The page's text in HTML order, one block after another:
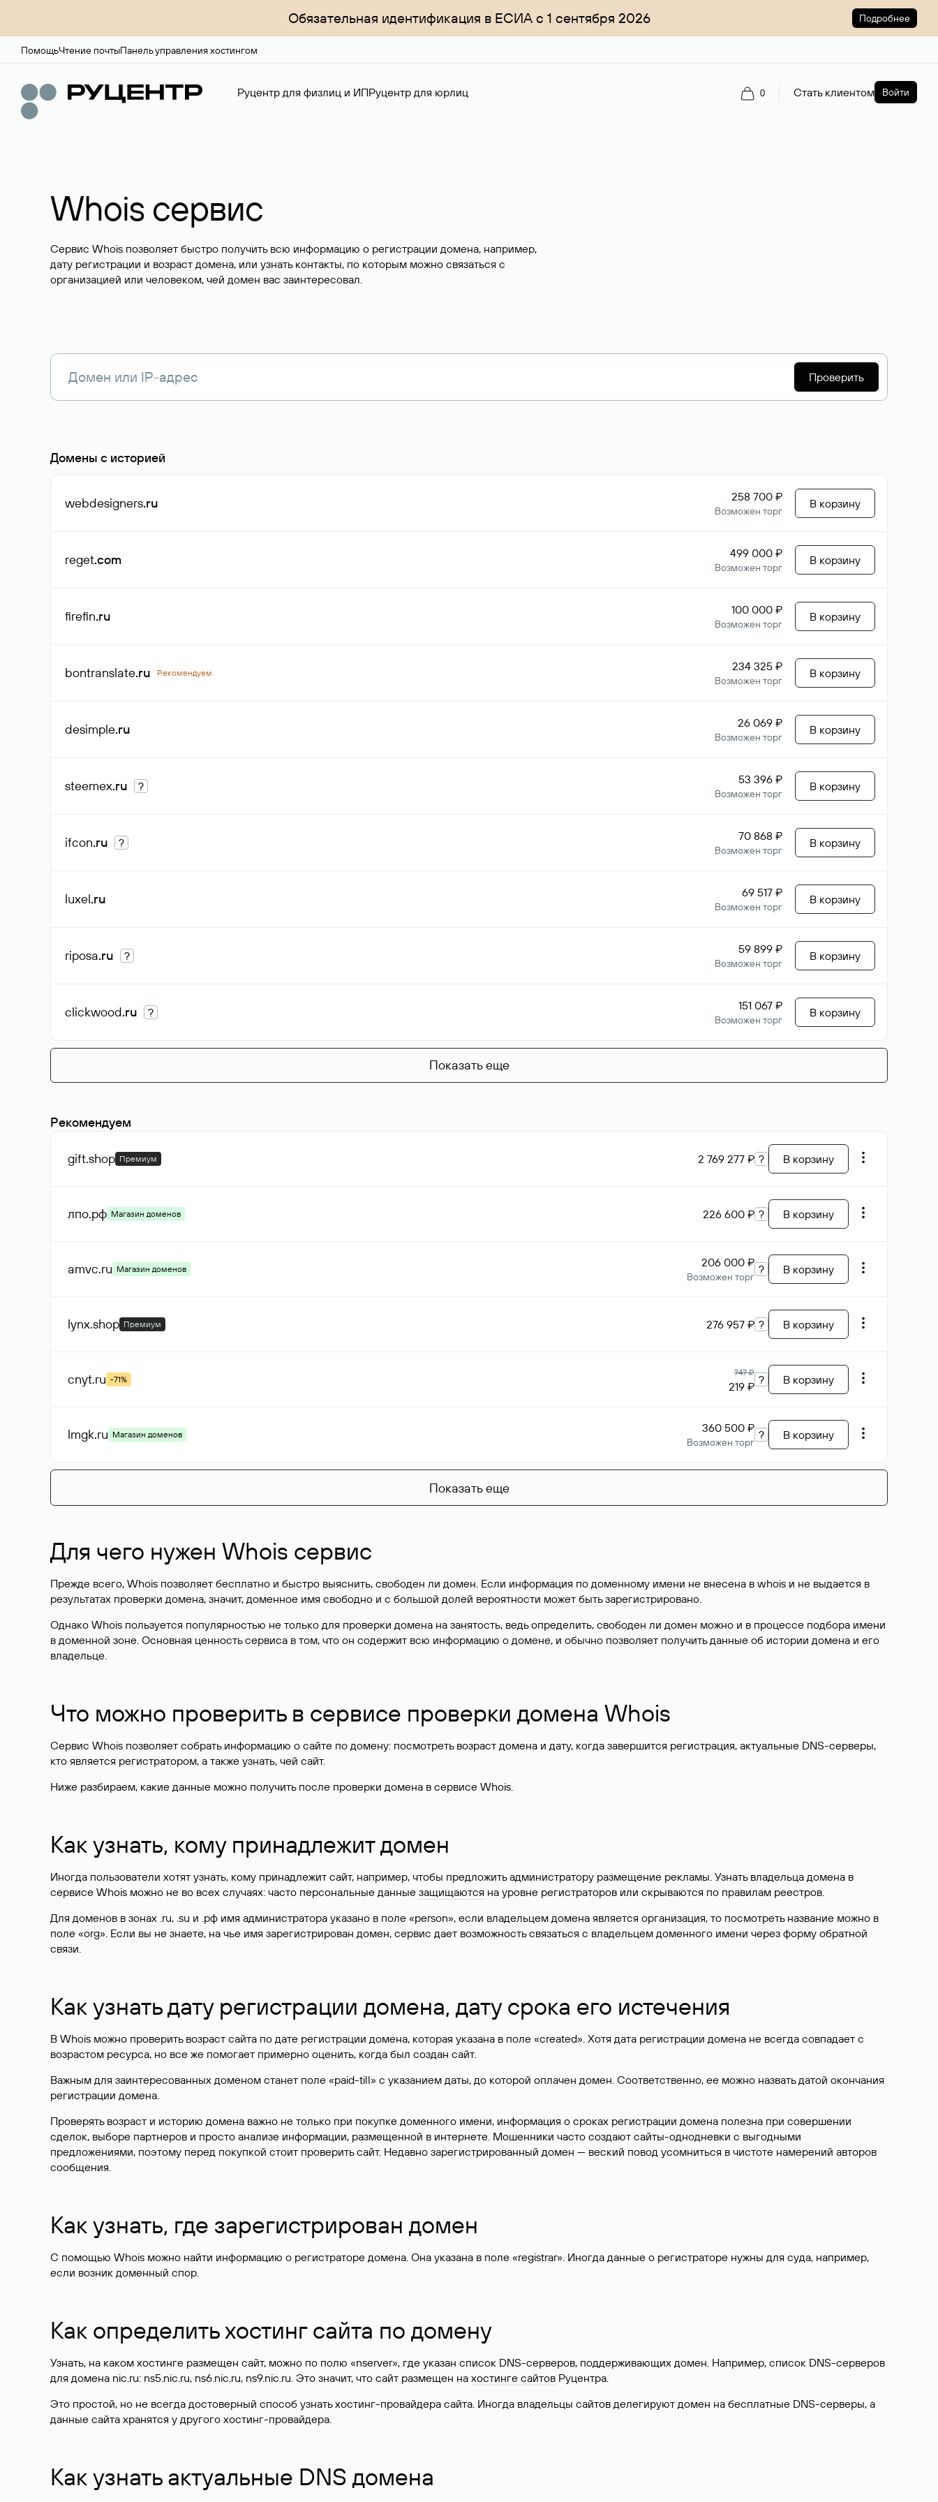
Обязательная идентификация в ЕСИА с 1 сентября 2026 Подробнее
ПомощьЧтение почтыПанель управления хостингом
Руцентр для физлиц и ИПРуцентр для юрлиц 0 Стать клиентом Войти
Whois сервис
Сервис Whois позволяет быстро получить всю информацию о регистрации домена, например,
дату регистрации и возраст домена, или узнать контакты, по которым можно связаться с
организацией или человеком, чей домен вас заинтересовал.
Проверить
Домены с историей
webdesigners.ru 258 700 ₽
Возможен торг
В корзину
reget.com 499 000 ₽
Возможен торг
В корзину
firefin.ru 100 000 ₽
Возможен торг
В корзину
bontranslate.ru Рекомендуем 234 325 ₽
Возможен торг
В корзину
desimple.ru 26 069 ₽
Возможен торг
В корзину
steemex.ru ? 53 396 ₽
Возможен торг
В корзину
ifcon.ru ? 70 868 ₽
Возможен торг
В корзину
luxel.ru 69 517 ₽
Возможен торг
В корзину
riposa.ru ? 59 899 ₽
Возможен торг
В корзину
clickwood.ru ? 151 067 ₽
Возможен торг
В корзину
Показать еще
Рекомендуем
gift.shop Премиум 2 769 277 ₽ ? В корзину
лпо.рф Магазин доменов 226 600 ₽ ? В корзину
amvc.ru Магазин доменов 206 000 ₽
Возможен торг
? В корзину
lynx.shop Премиум 276 957 ₽ ? В корзину
cnyt.ru -71%
747 ₽
219 ₽ ? В корзину
lmgk.ru Магазин доменов 360 500 ₽
Возможен торг
? В корзину
Показать еще
Для чего нужен Whois сервис
Прежде всего, Whois позволяет бесплатно и быстро выяснить, свободен ли домен. Если информация по доменному имени не внесена в whois и не выдается в
результатах проверки домена, значит, доменное имя свободно и с большой долей вероятности может быть зарегистрировано.
Однако Whois пользуется популярностью не только для проверки домена на занятость, ведь определить, свободен ли домен можно и в процессе подбора имени
в доменной зоне. Основная ценность сервиса в том, что он содержит всю информацию о домене, и обычно позволяет получить данные об истории домена и его
владельце.
Что можно проверить в сервисе проверки домена Whois
Сервис Whois позволяет собрать информацию о сайте по домену: посмотреть возраст домена и дату, когда завершится регистрация, актуальные DNS-серверы,
кто является регистратором, а также узнать, чей сайт.
Ниже разбираем, какие данные можно получить после проверки домена в сервисе Whois.
Как узнать, кому принадлежит домен
Иногда пользователи хотят узнать, кому принадлежит сайт, например, чтобы предложить администратору размещение рекламы. Узнать владельца домена в
сервисе Whois можно не во всех случаях: часто персональные данные защищаются на уровне регистраторов или скрываются по правилам реестров.
Для доменов в зонах .ru, .su и .рф имя администратора указано в поле «person», если владельцем домена является организация, то посмотреть название можно в
поле «org». Если вы не знаете, на чье имя зарегистрирован домен, сервис дает возможность связаться с владельцем доменного имени через форму обратной
связи.
Как узнать дату регистрации домена, дату срока его истечения
В Whois можно проверить возраст сайта по дате регистрации домена, которая указана в поле «created». Хотя дата регистрации домена не всегда совпадает с
возрастом ресурса, но все же помогает примерно оценить, когда был создан сайт.
Важным для заинтересованных доменом станет поле «paid-till» с указанием даты, до которой оплачен домен. Соответственно, ее можно назвать датой окончания
регистрации домена.
Проверять возраст и историю домена важно не только при покупке доменного имени, информация о сроках регистрации домена полезна при совершении
сделок, выборе партнеров и просто анализе информации, размещенной в интернете. Мошенники часто создают сайты-однодневки с выгодными
предложениями, поэтому перед покупкой стоит проверить сайт. Недавно зарегистрированный домен — веский повод усомниться в чистоте намерений авторов
сообщения.
Как узнать, где зарегистрирован домен
С помощью Whois можно найти информацию о регистраторе домена. Она указана в поле «registrar». Иногда данные о регистраторе нужны для суда, например,
если возник доменный спор.
Как определить хостинг сайта по домену
Узнать, на каком хостинге размещен сайт, можно по полю «nserver», где указан список DNS-серверов, поддерживающих домен. Например, список DNS-серверов
для домена nic.ru: ns5.nic.ru, ns6.nic.ru, ns9.nic.ru. Это значит, что сайт размещен на хостинге сайтов Руцентра.
Это простой, но не всегда достоверный способ узнать хостинг-провайдера сайта. Иногда владельцы сайтов делегируют домен на бесплатные DNS-серверы, а
данные сайта хранятся у другого хостинг-провайдера.
Как узнать актуальные DNS домена